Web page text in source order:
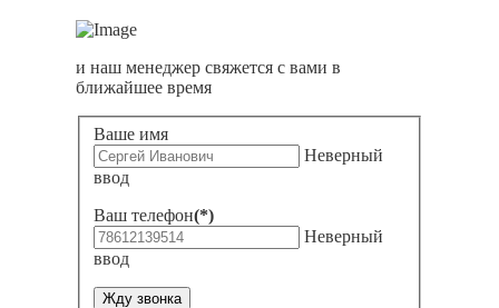
и наш менеджер свяжется с вами в
ближайшее время
Ваше имя
Неверный
ввод
Ваш телефон(*)
Неверный
ввод
Жду звонка